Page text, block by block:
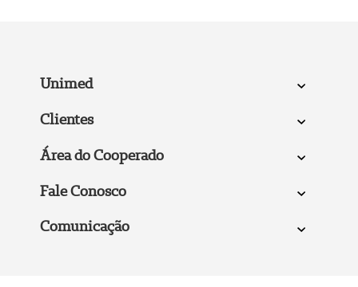
Unimed
Clientes
Área do Cooperado
Fale Conosco
Comunicação